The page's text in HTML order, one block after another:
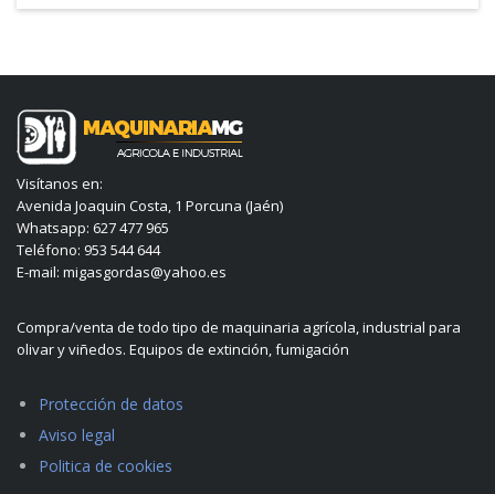
Visítanos en:
Avenida Joaquin Costa, 1 Porcuna (Jaén)
Whatsapp: 627 477 965
Teléfono: 953 544 644
E-mail: migasgordas@yahoo.es
Compra/venta de todo tipo de maquinaria agrícola, industrial para
olivar y viñedos. Equipos de extinción, fumigación
Protección de datos
Aviso legal
Politica de cookies